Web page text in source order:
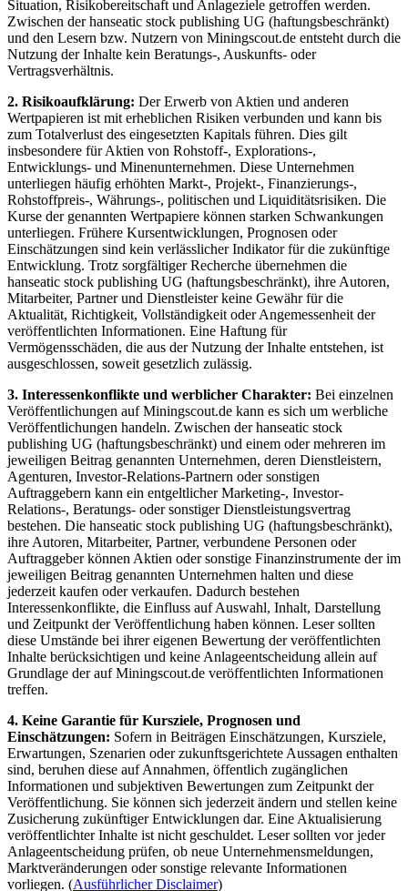
Situation, Risikobereitschaft und Anlageziele getroffen werden.
Zwischen der hanseatic stock publishing UG (haftungsbeschränkt)
und den Lesern bzw. Nutzern von Miningscout.de entsteht durch die
Nutzung der Inhalte kein Beratungs-, Auskunfts- oder
Vertragsverhältnis.
2. Risikoaufklärung: Der Erwerb von Aktien und anderen
Wertpapieren ist mit erheblichen Risiken verbunden und kann bis
zum Totalverlust des eingesetzten Kapitals führen. Dies gilt
insbesondere für Aktien von Rohstoff-, Explorations-,
Entwicklungs- und Minenunternehmen. Diese Unternehmen
unterliegen häufig erhöhten Markt-, Projekt-, Finanzierungs-,
Rohstoffpreis-, Währungs-, politischen und Liquiditätsrisiken. Die
Kurse der genannten Wertpapiere können starken Schwankungen
unterliegen. Frühere Kursentwicklungen, Prognosen oder
Einschätzungen sind kein verlässlicher Indikator für die zukünftige
Entwicklung. Trotz sorgfältiger Recherche übernehmen die
hanseatic stock publishing UG (haftungsbeschränkt), ihre Autoren,
Mitarbeiter, Partner und Dienstleister keine Gewähr für die
Aktualität, Richtigkeit, Vollständigkeit oder Angemessenheit der
veröffentlichten Informationen. Eine Haftung für
Vermögensschäden, die aus der Nutzung der Inhalte entstehen, ist
ausgeschlossen, soweit gesetzlich zulässig.
3. Interessenkonflikte und werblicher Charakter: Bei einzelnen
Veröffentlichungen auf Miningscout.de kann es sich um werbliche
Veröffentlichungen handeln. Zwischen der hanseatic stock
publishing UG (haftungsbeschränkt) und einem oder mehreren im
jeweiligen Beitrag genannten Unternehmen, deren Dienstleistern,
Agenturen, Investor-Relations-Partnern oder sonstigen
Auftraggebern kann ein entgeltlicher Marketing-, Investor-
Relations-, Beratungs- oder sonstiger Dienstleistungsvertrag
bestehen. Die hanseatic stock publishing UG (haftungsbeschränkt),
ihre Autoren, Mitarbeiter, Partner, verbundene Personen oder
Auftraggeber können Aktien oder sonstige Finanzinstrumente der im
jeweiligen Beitrag genannten Unternehmen halten und diese
jederzeit kaufen oder verkaufen. Dadurch bestehen
Interessenkonflikte, die Einfluss auf Auswahl, Inhalt, Darstellung
und Zeitpunkt der Veröffentlichung haben können. Leser sollten
diese Umstände bei ihrer eigenen Bewertung der veröffentlichten
Inhalte berücksichtigen und keine Anlageentscheidung allein auf
Grundlage der auf Miningscout.de veröffentlichten Informationen
treffen.
4. Keine Garantie für Kursziele, Prognosen und
Einschätzungen: Sofern in Beiträgen Einschätzungen, Kursziele,
Erwartungen, Szenarien oder zukunftsgerichtete Aussagen enthalten
sind, beruhen diese auf Annahmen, öffentlich zugänglichen
Informationen und subjektiven Bewertungen zum Zeitpunkt der
Veröffentlichung. Sie können sich jederzeit ändern und stellen keine
Zusicherung zukünftiger Entwicklungen dar. Eine Aktualisierung
veröffentlichter Inhalte ist nicht geschuldet. Leser sollten vor jeder
Anlageentscheidung prüfen, ob neue Unternehmensmeldungen,
Marktveränderungen oder sonstige relevante Informationen
vorliegen. (Ausführlicher Disclaimer)